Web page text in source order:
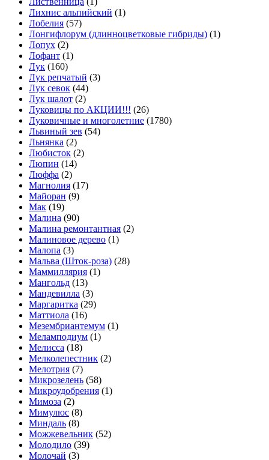
Лихнис альпийский (1)
Лобелия (57)
Лонгифлорум (длинноцветковые гибриды) (1)
Лопух (2)
Лофант (1)
Лук (160)
Лук репчатый (3)
Лук севок (44)
Лук шалот (2)
Луковицы по АКЦИИ!!! (26)
Луковичные и многолетние (1780)
Львиный зев (54)
Льнянка (2)
Любисток (2)
Люпин (14)
Люффа (2)
Магнолия (17)
Майоран (9)
Мак (19)
Малина (90)
Малина ремонтантная (2)
Малиновое дерево (1)
Малопа (3)
Мальва (Шток-роза) (28)
Маммиллярия (1)
Мангольд (13)
Мандевилла (3)
Маргаритка (29)
Маттиола (16)
Мезембриантемум (1)
Меламподиум (1)
Мелисса (18)
Мелколепестник (2)
Мелотрия (7)
Микрозелень (58)
Микроудобрения (1)
Мимоза (2)
Мимулюс (8)
Миндаль (8)
Можжевельник (52)
Молодило (39)
Молочай (3)